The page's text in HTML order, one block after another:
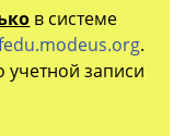
в системе
.
учетной записи